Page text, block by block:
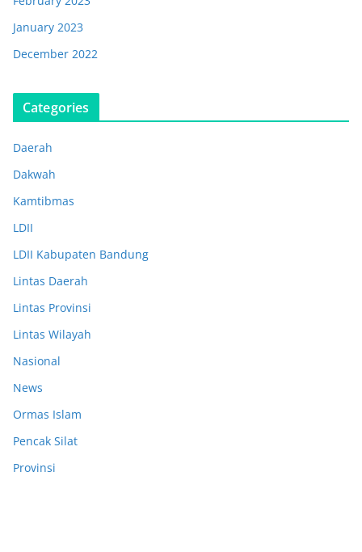
January 2023
December 2022
Categories
Daerah
Dakwah
Kamtibmas
LDII
LDII Kabupaten Bandung
Lintas Daerah
Lintas Provinsi
Lintas Wilayah
Nasional
News
Ormas Islam
Pencak Silat
Provinsi